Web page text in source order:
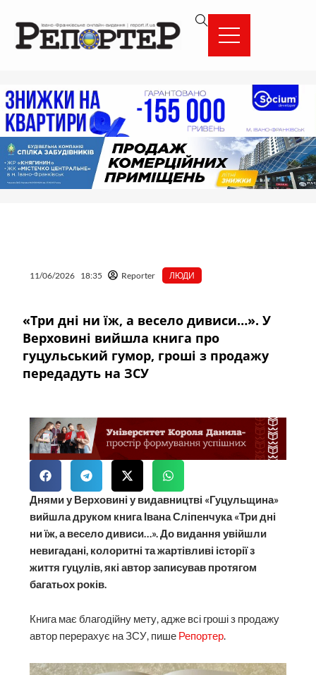
вмісту
11/06/2026 18:35 Reporter ЛЮДИ
«Три дні ни їж, а весело дивиси…». У
Верховині вийшла книга про
гуцульський гумор, гроші з продажу
передадуть на ЗСУ
Днями у Верховині у видавництві «Гуцульщина»
вийшла друком книга Івана Сліпенчука «Три дні
ни їж, а весело дивиси…». До видання увійшли
невигадані, колоритні та жартівливі історії з
життя гуцулів, які автор записував протягом
багатьох років.
Книга має благодійну мету, адже всі гроші з продажу
автор перерахує на ЗСУ, пише Репортер.